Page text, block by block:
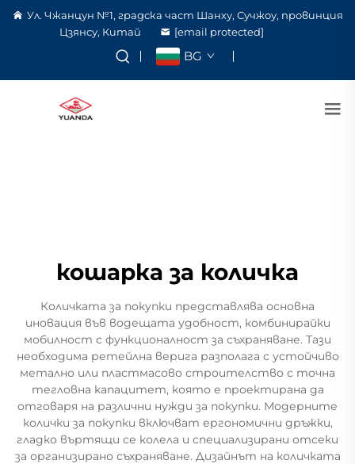
Ул. Чжанцун №1, градска част Шанху, Сучжоу, провинция
Цзянсу, Китай
[email protected]
BG
кошарка за количка
Количката за покупки представлява основна
иновация във водещата удобност, комбинирайки
мобилност с функционалност за съхраняване. Тази
необходима ретейлна верига разполага с устойчиво
метално или пластмасово строителство с точна
тегловна капацитет, която е проектирана да
отговаря на различни нужди за покупки. Модерните
колички за покупки включват ергономични дръжки,
гладко въртящи се колела и специализирани отсеки
за организирано съхраняване. Дизайнът на количката